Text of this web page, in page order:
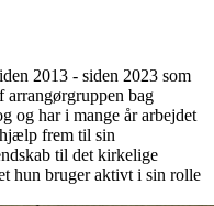
2013 - siden 2023 som
bag
og har i mange år arbejdet
frem til sin
til det kirkelige
hun bruger aktivt i sin rolle